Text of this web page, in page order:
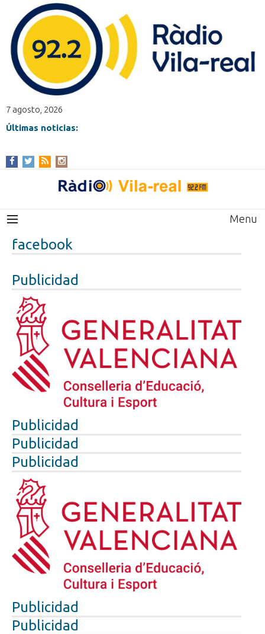
7 agosto, 2026
Últimas noticias:
Menu
facebook
Publicidad
Publicidad
Publicidad
Publicidad
Publicidad
Publicidad